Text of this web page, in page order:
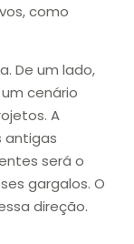
como
De um lado,
cenário
A
antigas
será o
gargalos. O
direção.